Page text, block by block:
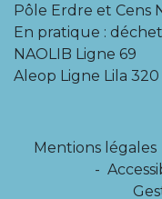
Pôle Erdre et Cens
En pratique :
NAOLIB Ligne 69
Aleop Ligne Lila 320
Mentions légales
-